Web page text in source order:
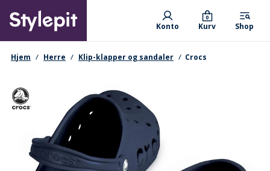
main
content
Primary departments
Konto Kurv
0
Shop
navigationssti
Hjem Herre Klip-klapper og sandaler Crocs